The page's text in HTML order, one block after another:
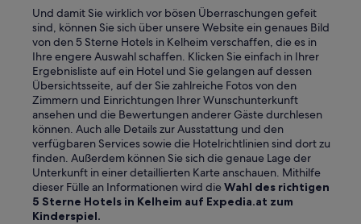
Und damit Sie wirklich vor bösen Überraschungen gefeit
sind, können Sie sich über unsere Website ein genaues Bild
von den 5 Sterne Hotels in Kelheim verschaffen, die es in
Ihre engere Auswahl schaffen. Klicken Sie einfach in Ihrer
Ergebnisliste auf ein Hotel und Sie gelangen auf dessen
Übersichtsseite, auf der Sie zahlreiche Fotos von den
Zimmern und Einrichtungen Ihrer Wunschunterkunft
ansehen und die Bewertungen anderer Gäste durchlesen
können. Auch alle Details zur Ausstattung und den
verfügbaren Services sowie die Hotelrichtlinien sind dort zu
finden. Außerdem können Sie sich die genaue Lage der
Unterkunft in einer detaillierten Karte anschauen. Mithilfe
dieser Fülle an Informationen wird dieWahl des richtigen
5 Sterne Hotels in Kelheim auf Expedia.at zum
Kinderspiel.